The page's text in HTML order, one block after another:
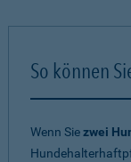
So können
Wenn Siezwei